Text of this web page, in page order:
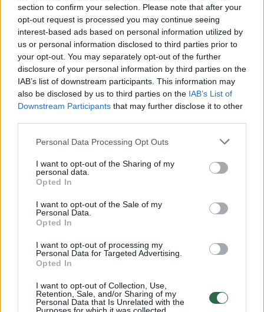
section to confirm your selection. Please note that after your
opt-out request is processed you may continue seeing
interest-based ads based on personal information utilized by
us or personal information disclosed to third parties prior to
your opt-out. You may separately opt-out of the further
disclosure of your personal information by third parties on the
IAB’s list of downstream participants. This information may
also be disclosed by us to third parties on the IAB’s List of
Downstream Participants that may further disclose it to other
Personal Data Processing Opt Outs
I want to opt-out of the Sharing of my
personal data.
Opted In
I want to opt-out of the Sale of my
Personal Data.
Opted In
I want to opt-out of processing my
Personal Data for Targeted Advertising.
Opted In
I want to opt-out of Collection, Use,
Retention, Sale, and/or Sharing of my
Personal Data that Is Unrelated with the
Visi įrašai
Žiūrimiausi įrašai
00:00:30
Vaizdai iš tragiškos avarijos Vilniaus r.: dviejų moterų ir
vaiko gyvybių išgelbėti nepavyko
Žinios | Lietuvos diena
00:00:57
Savaitės vidurys nusimato karštas: temperatūra kils iki
Žinios | Orai
00:15:54
V. Zalužno pasisakymą laiko bandymu įsitvirtinti
Ukrainos politikoje: jis yra neteisus
Laidos | Nauja diena